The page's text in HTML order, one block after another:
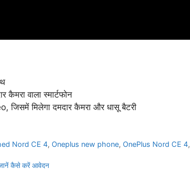
वाला स्मार्टफोन
मिलेगा दमदार कैमरा और धासू बैटरी
Nord CE 4, Oneplus new phone, OnePlus Nord CE 4,
कैसे करें आवेदन